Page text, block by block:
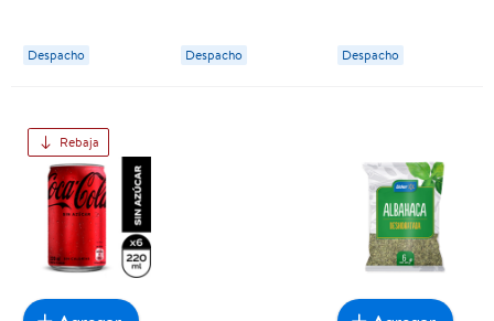
Despacho Despacho Despacho
Rebaja